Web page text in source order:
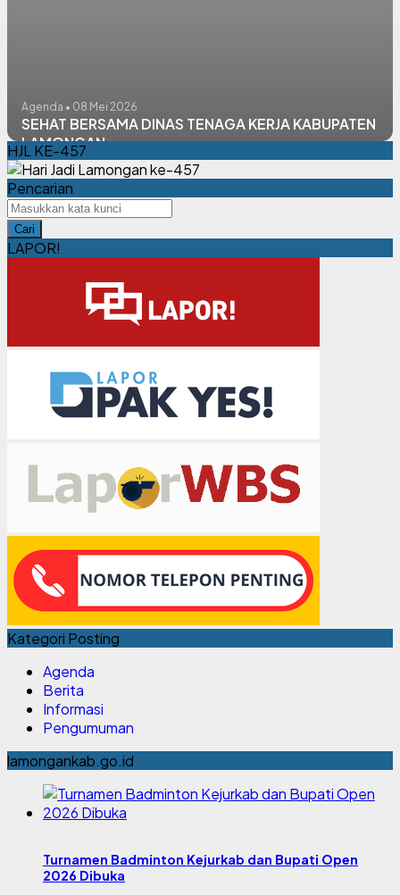
Agenda • 08 Mei 2026
SEHAT BERSAMA DINAS TENAGA KERJA KABUPATEN
LAMONGAN
HJL KE-457
Pencarian
Cari
LAPOR!
Kategori Posting
Agenda
Berita
Informasi
Pengumuman
lamongankab.go.id
Turnamen Badminton Kejurkab dan Bupati Open
2026 Dibuka